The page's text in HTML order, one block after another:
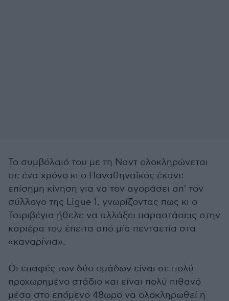
Το συμβόλαιό του με τη Ναντ ολοκληρώνεται
σε ένα χρόνο κι ο Παναθηναϊκός έκανε
επίσημη κίνηση για να τον αγοράσει απ' τον
σύλλογο της Ligue 1, γνωρίζοντας πως κι ο
Τσιριβέγια ήθελε να αλλάξει παραστάσεις στην
καριέρα του έπειτα από μία πενταετία στα
«καναρίνια».
Οι επαφές των δύο ομάδων είναι σε πολύ
προχωρημένο στάδιο και είναι πολύ πιθανό
μέσα στο επόμενο 48ωρο να ολοκληρωθεί η